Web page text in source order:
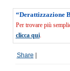
“Derattizzazione
Per trovare più
clicca qui.
Share